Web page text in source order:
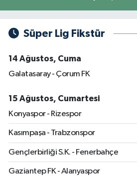
Süper Lig Fikstür
14 Ağustos, Cuma
Galatasaray - Çorum FK
15 Ağustos, Cumartesi
Konyaspor - Rizespor
Kasımpaşa - Trabzonspor
Gençlerbirliği S.K. - Fenerbahçe
Gaziantep FK - Alanyaspor